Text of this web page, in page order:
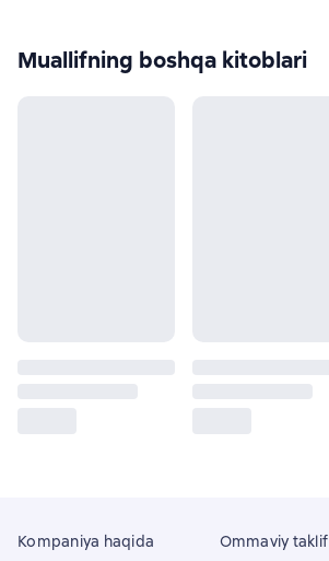
Muallifning boshqa kitoblari
Kompaniya haqida Ommaviy taklif